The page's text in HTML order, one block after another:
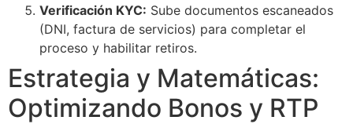
Verificación KYC: Sube documentos escaneados
(DNI, factura de servicios) para completar el
proceso y habilitar retiros.
Estrategia y Matemáticas:
Optimizando Bonos y RTP